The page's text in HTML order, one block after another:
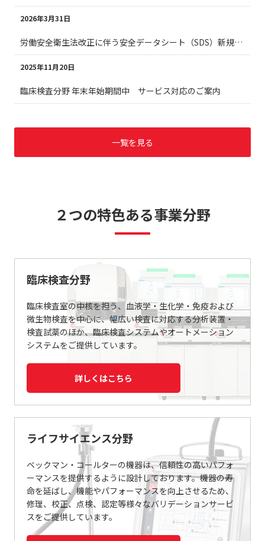
2026年3月31日
労働安全衛生法改正に伴う安全データシート（SDS）新規制定および改訂のご案内
2025年11月20日
臨床検査分野 年末年始期間中 サービス対応のご案内
一覧を見る
２つの特色ある事業分野
臨床検査分野
臨床検査室の中核を担う、血液学・生化学・免疫および
微生物検査を中心に、幅広い検査に対応する分析装置・
検査試薬のほか、臨床検査システムやオートメーション
システムをご提供しています。
詳しくはこちら
ライフサイエンス分野
ベックマン・コールターの機器は、信頼性の高いパフォ
ーマンスを提供するように設計しております。機器の寿
命を延ばし、機能やパフォーマンスを向上させるため、
修理、校正、点検、認定等様々なバリデーションサービ
スをご提供しています。